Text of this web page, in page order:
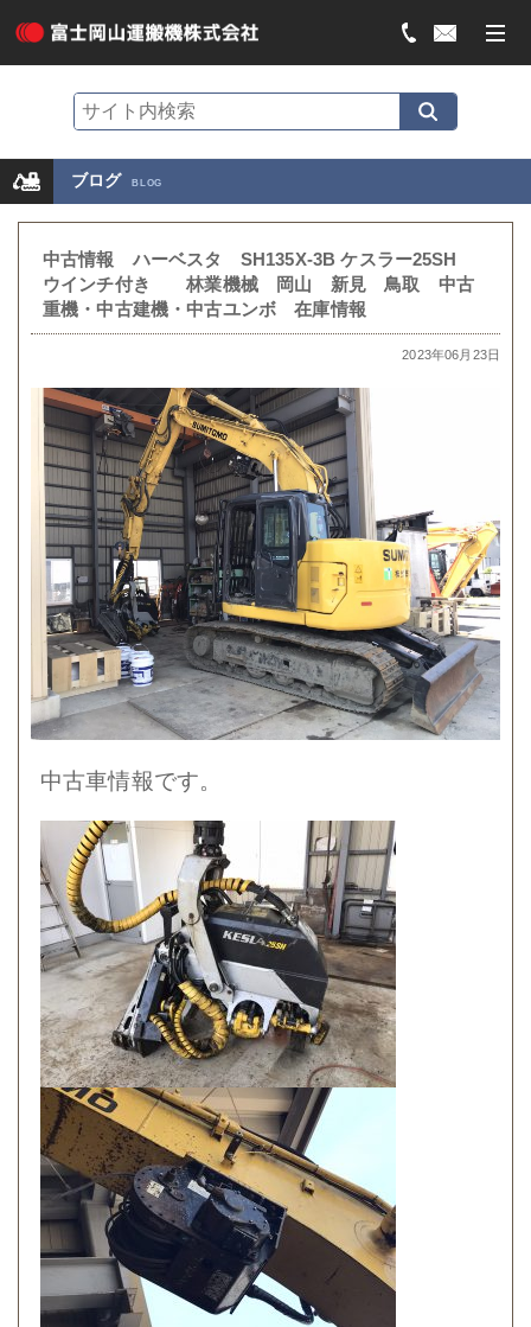
ブログ BLOG
中古情報 ハーベスタ SH135X-3B ケスラー25SH
ウインチ付き 林業機械 岡山 新見 鳥取 中古
重機・中古建機・中古ユンボ 在庫情報
2023年06月23日
中古車情報です。